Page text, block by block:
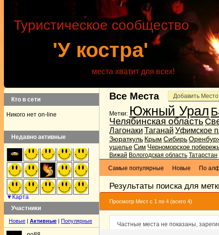
'У костра'
Туристическое сообщество
места хватит для всех!
Все Места Добавить Место
Метки: Южный Урал
Челябинская область
Лагонаки Таганай Уфимское
Зюраткуль Крым Сибирь
ущелье Сим Черноморское
Вижай Вологодская область Татарстан
Самые популярные
Новые По
Результаты поиска для
Просмотр Мест с 1 по 4 (всего 4)
Частные места не показаны,
Кто в сети
Никого нет on-line
Недавно активные
▼Карта
Участники
Новые | Активные | Популярные